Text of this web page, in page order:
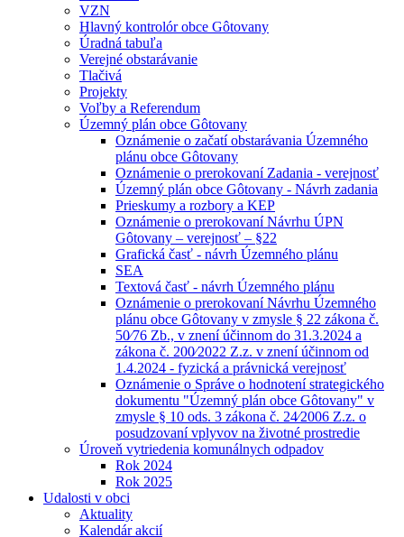
VZN
Hlavný kontrolór obce Gôtovany
Úradná tabuľa
Verejné obstarávanie
Tlačivá
Projekty
Voľby a Referendum
Územný plán obce Gôtovany
Oznámenie o začatí obstarávania Územného
plánu obce Gôtovany
Oznámenie o prerokovaní Zadania - verejnosť
Územný plán obce Gôtovany - Návrh zadania
Prieskumy a rozbory a KEP
Oznámenie o prerokovaní Návrhu ÚPN
Gôtovany – verejnosť – §22
Grafická časť - návrh Územného plánu
SEA
Textová časť - návrh Územného plánu
Oznámenie o prerokovaní Návrhu Územného
plánu obce Gôtovany v zmysle § 22 zákona č.
50⁄76 Zb., v znení účinnom do 31.3.2024 a
zákona č. 200⁄2022 Z.z. v znení účinnom od
1.4.2024 - fyzická a právnická verejnosť
Oznámenie o Správe o hodnotení strategického
dokumentu "Územný plán obce Gôtovany" v
zmysle § 10 ods. 3 zákona č. 24⁄2006 Z.z. o
posudzovaní vplyvov na životné prostredie
Úroveň vytriedenia komunálnych odpadov
Rok 2024
Rok 2025
Udalosti v obci
Aktuality
Kalendár akcií